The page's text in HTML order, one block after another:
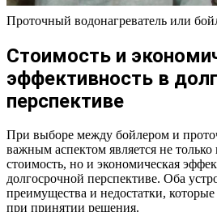
Проточный водонагреватель или
Стоимость и
эффективность в
перспективе
При выборе между бойлером и
важным аспектом является не только
стоимость, но и экономическая
долгосрочной перспективе. Оба
преимущества и недостатки,
при принятии решения.